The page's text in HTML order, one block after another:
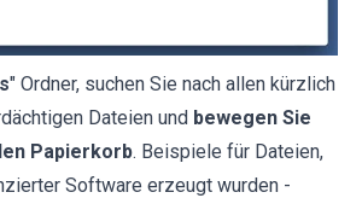
" Ordner, suchen Sie nach allen kürzlich
Dateien und bewegen Sie
Papierkorb. Beispiele für Dateien,
Software erzeugt wurden -